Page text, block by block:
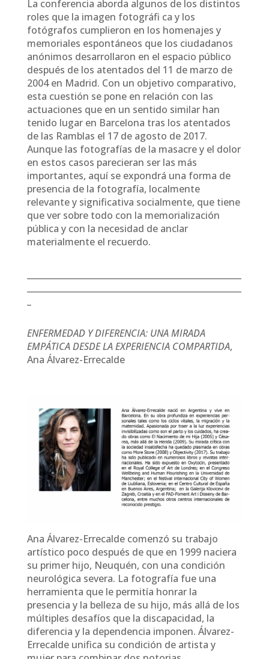
La conferencia aborda algunos de los distintos
roles que la imagen fotográfi ca y los
fotógrafos cumplieron en los homenajes y
memoriales espontáneos que los ciudadanos
anónimos desarrollaron en el espacio público
después de los atentados del 11 de marzo de
2004 en Madrid. Con un objetivo comparativo,
esta cuestión se pone en relación con las
actuaciones que en un sentido similar han
tenido lugar en Barcelona tras los atentados
de las Ramblas el 17 de agosto de 2017.
Aunque las fotografías de la masacre y el dolor
en estos casos parecieran ser las más
importantes, aquí se expondrá una forma de
presencia de la fotografía, localmente
relevante y significativa socialmente, que tiene
que ver sobre todo con la memorialización
pública y con la necesidad de anclar
materialmente el recuerdo.
ENFERMEDAD Y DIFERENCIA: UNA MIRADA
EMPÁTICA DESDE LA EXPERIENCIA COMPARTIDA,
Ana Álvarez-Errecalde
Ana Álvarez-Errecalde comenzó su trabajo
artístico poco después de que en 1999 naciera
su primer hijo, Neuquén, con una condición
neurológica severa. La fotografía fue una
herramienta que le permitía honrar la
presencia y la belleza de su hijo, más allá de los
múltiples desafíos que la discapacidad, la
diferencia y la dependencia imponen. Álvarez-
Errecalde unifica su condición de artista y